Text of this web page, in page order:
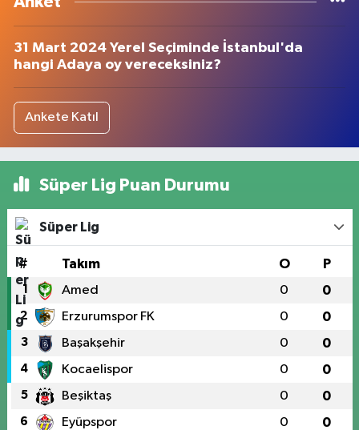
31 Mart 2024 Yerel Seçiminde İstanbul'da
hangi Adaya oy vereceksiniz?
Ankete Katıl
Süper Lig Puan Durumu
Süper Lig
# Takım O P
1 Amed 0 0
2 Erzurumspor FK 0 0
3 Başakşehir 0 0
4 Kocaelispor 0 0
5 Beşiktaş 0 0
6 Eyüpspor 0 0